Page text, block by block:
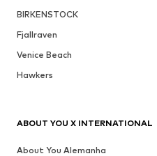
BIRKENSTOCK
Fjallraven
Venice Beach
Hawkers
ABOUT YOU X INTERNATIONAL
About You Alemanha